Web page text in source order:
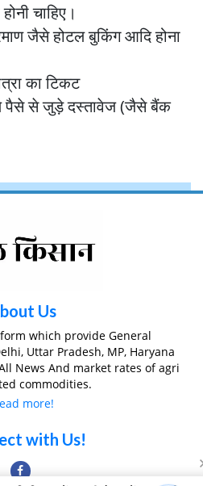
चाहिए।
जैसे होटल बुकिंग आदि होना
का टिकट
पैसे से जुड़े दस्तावेज (जैसे बैंक
Us
which provide General
Uttar Pradesh, MP, Haryana
News And market rates of agri
commodities.
more!
with Us!